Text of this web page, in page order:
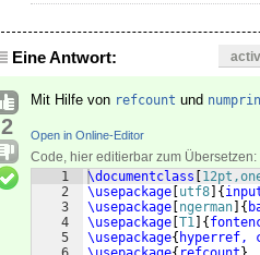
Eine Antwort:
2
Mit Hilfe von refcount und
Open in Online-Editor
Code, hier editierbar zum Übersetzen:
1
2
3
4
5
\documentclass
\usepackage utf8 {
\usepackage ngerman {
\usepackage T1 {
\usepackage{ hyperref,